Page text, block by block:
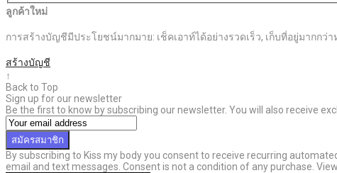
ลูกค้าใหม่
การสร้างบัญชีมีประโยชน์มากมาย: เช็คเอาท์ได้อย่างรวดเร็ว, เก็บที่อยู่มากกว่
สร้างบัญชี
↑
Back to Top
Sign up for our newsletter
Be the first to know by subscribing our newsletter. You will also receive
สมัครสมาชิก
By subscribing to Kiss my body you consent to receive recurring
email and text messages. Consent is not a condition of any purchase.